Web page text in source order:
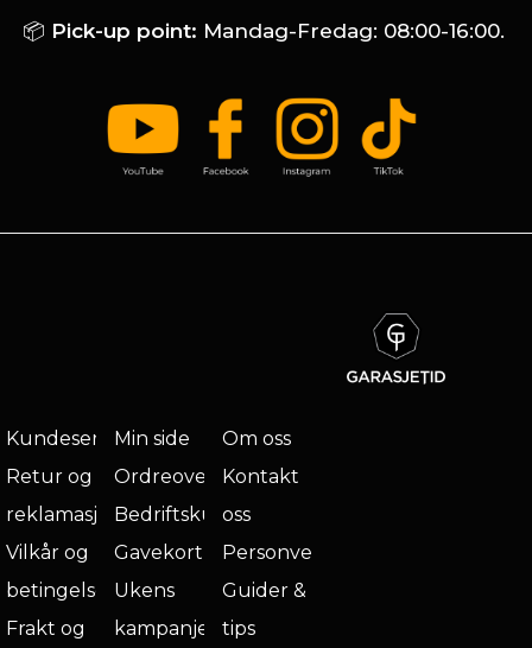
📦 Pick-up point: Mandag-Fredag: 08:00-16:00.
Kundeservice
Retur og
reklamasjon
Vilkår og
betingelser
Frakt og
Min side
Ordreoversikt
Bedriftskunde
Gavekort
Ukens
kampanje
Om oss
Kontakt
oss
Personvern
Guider &
tips